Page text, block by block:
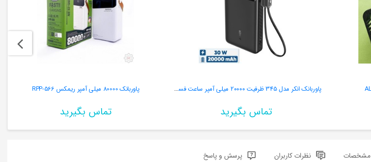
پاوربانک انکر مدل 345 ظرفیت ۲۰۰۰۰ میلی آمپر ساعت فست شارژ ۳۰ وات
تماس بگیرید
پاوربانک 80000 میلی آمپر ریمکس RPP-566
تماس بگیرید
مشخصات نظرات کاربران پرسش و پاسخ